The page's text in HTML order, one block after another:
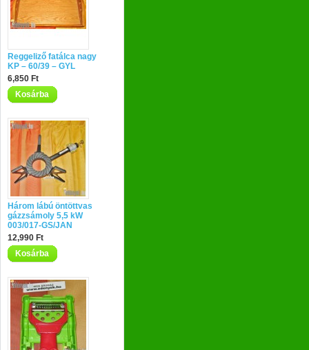
Reggeliző fatálca nagy
KP – 60/39 – GYL
6,850 Ft
Kosárba
Három lábú öntöttvas
gázzsámoly 5,5 kW
003/017-GS/JAN
12,990 Ft
Kosárba